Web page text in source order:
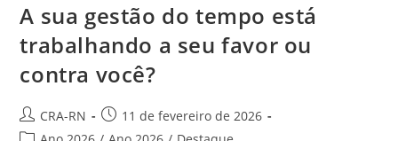
A sua gestão do tempo está
trabalhando a seu favor ou
contra você?
Autor
do
CRA-RN
Post
publicado:
11 de fevereiro de 2026